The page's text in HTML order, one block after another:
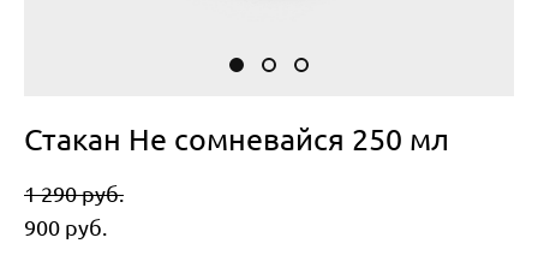
Стакан Не сомневайся 250 мл
1 290 pуб.
900 pуб.